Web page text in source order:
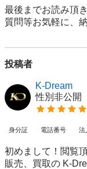
最後までお読み頂
質問等お気軽に、
投稿者
K-Dream
性別非公開
身分証 電話番号 法
初めまして！閲覧
販売、買取の K-